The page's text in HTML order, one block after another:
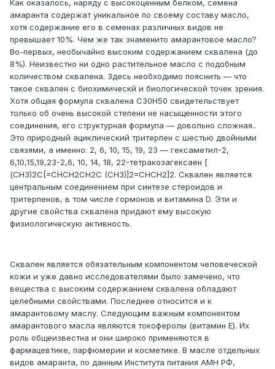
Как оказалось, наряду с высокоценным белком, семена
амаранта содержат уникальное по своему составу масло,
хотя содержание его в семенах различных видов не
превышает 10%. Чем же так знаменито амарантовое масло?
Во-первых, необычайно высоким содержанием сквалена (до
8%). Неизвестно ни одно растительное масло с подобным
количеством сквалена. Здесь необходимо пояснить — что
такое сквален с биохимическй и биологической точек зрения.
Хотя общая формула сквалена C30H50 свидетельствует
только об очень высокой степени не насыщенности этого
соединения, его структурная формула — довольно сложная..
Это природный ациклический тритерпен с шестью двойными
связями, а именно: 2, 6, 10, 15, 19, 23 — гексаметил-2,
6,10,15,19,23-2,6, 10, 14, 18, 22-тетракозагексаен [
(CH3)2C[=CHCH2CH2C (CH3)]2=CHCH2]2. Cквален является
центральным соединением при синтезе стероидов и
тритерпенов, в том числе гормонов и витамина D. Эти и
другие свойства сквалена придают ему высокую
физиологическую активность.
Сквален является обязательным компонентом человеческой
кожи и уже давно исследователями было замечено, что
вещества с высоким содержанием сквалена обладают
целебными свойствами. Последнее относится и к
амарантовому маслу. Следующим важным компонентом
амарантового масла являются токоферолы (витамин Е). Их
роль общеизвестна и они широко применяются в
фармацевтике, парфюмерии и косметике. В масле отдельных
видов амаранта, по данным Института питания АМН РФ,